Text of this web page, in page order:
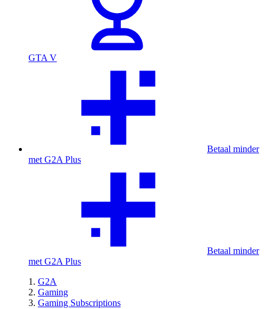
GTA V
Betaal minder
met G2A Plus
Betaal minder
met G2A Plus
G2A
Gaming
Gaming Subscriptions